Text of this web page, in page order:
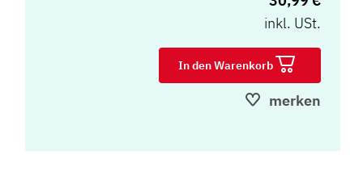
inkl. USt.
In den Warenkorb
merken